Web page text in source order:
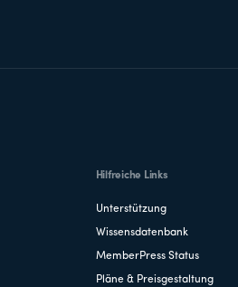
Hilfreiche Links
Unterstützung
Wissensdatenbank
MemberPress Status
Pläne & Preisgestaltung